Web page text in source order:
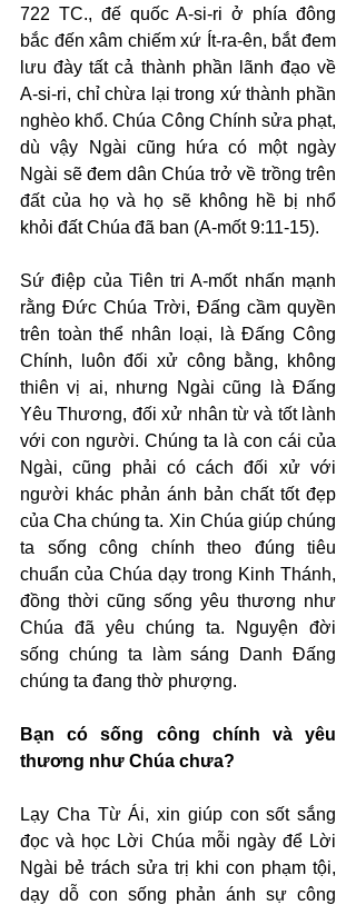
722 TC., đế quốc A-si-ri ở phía đông
bắc đến xâm chiếm xứ Ít-ra-ên, bắt đem
lưu đày tất cả thành phần lãnh đạo về
A-si-ri, chỉ chừa lại trong xứ thành phần
nghèo khổ. Chúa Công Chính sửa phạt,
dù vậy Ngài cũng hứa có một ngày
Ngài sẽ đem dân Chúa trở về trồng trên
đất của họ và họ sẽ không hề bị nhổ
khỏi đất Chúa đã ban (A-mốt 9:11-15).
Sứ điệp của Tiên tri A-mốt nhấn mạnh
rằng Đức Chúa Trời, Đấng cầm quyền
trên toàn thể nhân loại, là Đấng Công
Chính, luôn đối xử công bằng, không
thiên vị ai, nhưng Ngài cũng là Đấng
Yêu Thương, đối xử nhân từ và tốt lành
với con người. Chúng ta là con cái của
Ngài, cũng phải có cách đối xử với
người khác phản ánh bản chất tốt đẹp
của Cha chúng ta. Xin Chúa giúp chúng
ta sống công chính theo đúng tiêu
chuẩn của Chúa dạy trong Kinh Thánh,
đồng thời cũng sống yêu thương như
Chúa đã yêu chúng ta. Nguyện đời
sống chúng ta làm sáng Danh Đấng
chúng ta đang thờ phượng.
Bạn có sống công chính và yêu
thương như Chúa chưa?
Lạy Cha Từ Ái, xin giúp con sốt sắng
đọc và học Lời Chúa mỗi ngày để Lời
Ngài bẻ trách sửa trị khi con phạm tội,
dạy dỗ con sống phản ánh sự công